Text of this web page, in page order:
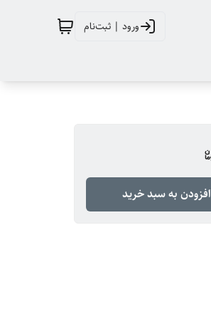
ورود | ثبت‌نام
افزودن به سبد خرید